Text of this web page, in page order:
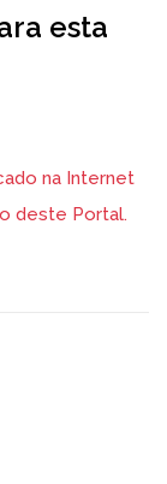
esta
na Internet
deste Portal.